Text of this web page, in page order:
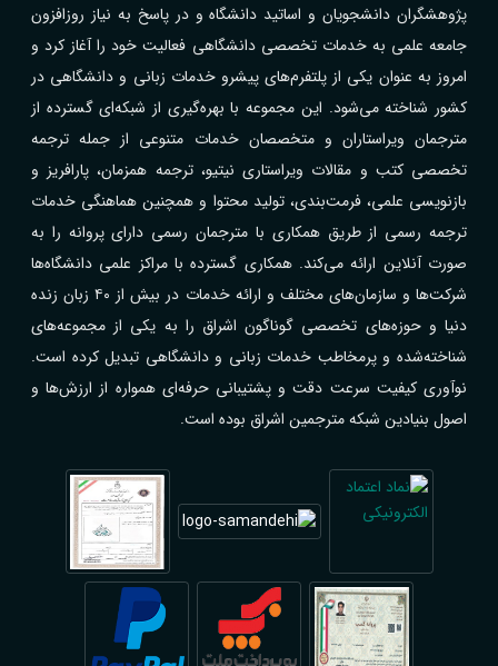
پژوهشگران دانشجویان و اساتید دانشگاه و در پاسخ به نیاز روزافزون
جامعه علمی به خدمات تخصصی دانشگاهی فعالیت خود را آغاز کرد و
امروز به عنوان یکی از پلتفرم‌های پیشرو خدمات زبانی و دانشگاهی در
کشور شناخته می‌شود. این مجموعه با بهره‌گیری از شبکه‌ای گسترده از
مترجمان ویراستاران و متخصصان خدمات متنوعی از جمله ترجمه
تخصصی کتب و مقالات ویراستاری نیتیو، ترجمه همزمان، پارافریز و
بازنویسی علمی، فرمت‌بندی، تولید محتوا و همچنین هماهنگی خدمات
ترجمه رسمی از طریق همکاری با مترجمان رسمی دارای پروانه را به
صورت آنلاین ارائه می‌کند. همکاری گسترده با مراکز علمی دانشگاه‌ها
شرکت‌ها و سازمان‌های مختلف و ارائه خدمات در بیش از ۴۰ زبان زنده
دنیا و حوزه‌های تخصصی گوناگون اشراق را به یکی از مجموعه‌های
شناخته‌شده و پرمخاطب خدمات زبانی و دانشگاهی تبدیل کرده است.
نوآوری کیفیت سرعت دقت و پشتیبانی حرفه‌ای همواره از ارزش‌ها و
اصول بنیادین شبکه مترجمین اشراق بوده است.